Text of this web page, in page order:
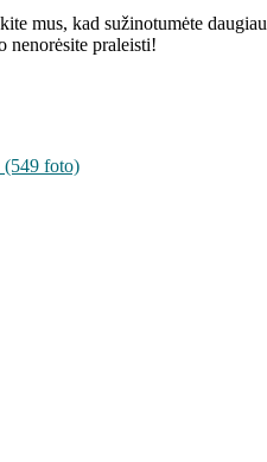
mus, kad sužinotumėte daugiau
nenorėsite praleisti!
foto)